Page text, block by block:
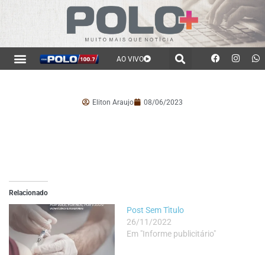
AO VIVO
Eliton Araujo 08/06/2023
Relacionado
Post Sem Tìtulo
26/11/2022
Em "Informe publicitário"